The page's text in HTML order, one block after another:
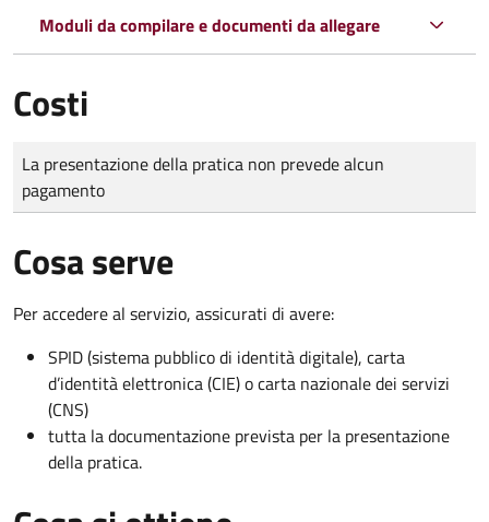
Moduli da compilare e documenti da allegare
Costi
Tipo di pagamento
Importo
La presentazione della pratica non prevede alcun
pagamento
Cosa serve
Per accedere al servizio, assicurati di avere:
SPID (sistema pubblico di identità digitale), carta
d’identità elettronica (CIE) o carta nazionale dei servizi
(CNS)
tutta la documentazione prevista per la presentazione
della pratica.